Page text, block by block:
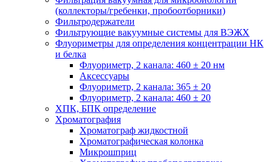
(коллекторы/гребенки, пробоотборники)
Фильтродержатели
Фильтрующие вакуумные системы для ВЭЖХ
Флуориметры для определения концентрации НК
и белка
Флуориметр, 2 канала: 460 ± 20 нм
Аксессуары
Флуориметр, 2 канала: 365 ± 20
Флуориметр, 2 канала: 460 ± 20
ХПК, БПК определение
Хроматография
Хроматограф жидкостной
Хроматографическая колонка
Микрошприц